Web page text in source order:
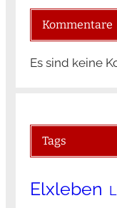
Kommentare
Es sind keine
Tags
Elxleben